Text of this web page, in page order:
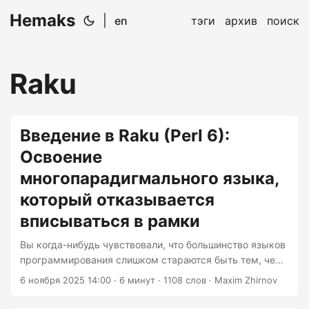
Hemaks en тэги архив поиск
Raku
Введение в Raku (Perl 6):
Освоение
многопарадигмального языка,
который отказывается
вписываться в рамки
Вы когда-нибудь чувствовали, что большинство языков
программирования слишком стараются быть тем, чем
они не являются? Как будто они просыпаются утром,
6 ноября 2025 14:00 · 6 минут · 1108 слов · Maxim Zhirnov